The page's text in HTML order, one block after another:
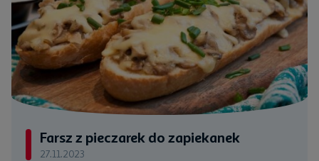
Farsz z pieczarek do zapiekanek
27.11.2023